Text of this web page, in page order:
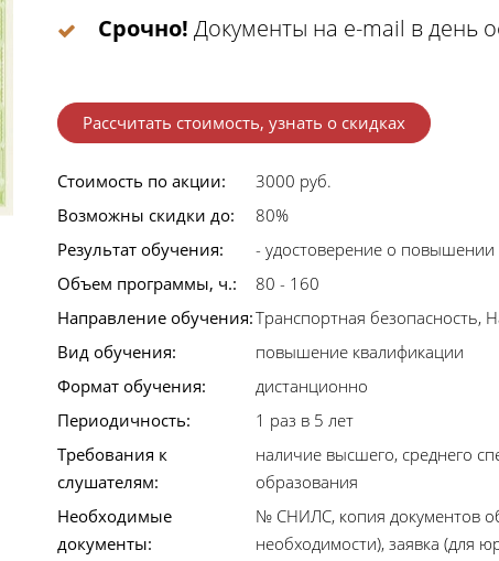
Срочно! Документы на e-mail в день
Рассчитать стоимость, узнать о скидках
Стоимость по акции:
3000 руб.
Возможны скидки до:
80%
Результат обучения:
- удостоверение о повышении
Объем программы, ч.:
80 - 160
Направление обучения:Транспортная безопасность,
Вид обучения:
повышение квалификации
Формат обучения:
дистанционно
Периодичность:
1 раз в 5 лет
Требования к
слушателям:
наличие высшего, среднего
образования
Необходимые
документы:
№ СНИЛС, копия документов
необходимости), заявка (для